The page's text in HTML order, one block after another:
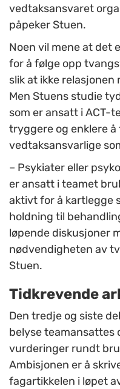
vedtaksansvaret
påpeker Stuen.
Noen vil mene at det
for å følge opp
slik at ikke
Men Stuens studie
som er ansatt i ACT-
tryggere og enklere å
vedtaksansvarlige
– Psykiater eller
er ansatt i teamet
aktivt for å kartlegge
holdning til
løpende diskusjoner
nødvendigheten av
Stuen.
Tidkrevende
Den tredje og siste
belyse teamansattes
vurderinger rundt
Ambisjonen er å
fagartikkelen i løpet